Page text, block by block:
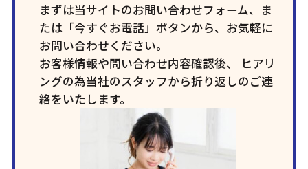
まずは当サイトのお問い合わせフォーム、ま
たは「今すぐお電話」ボタンから、お気軽に
お問い合わせください。
お客様情報や問い合わせ内容確認後、 ヒアリ
ングの為当社のスタッフから折り返しのご連
絡をいたします。